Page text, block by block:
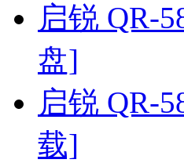
启锐 QR-
盘]
启锐 QR-
载]